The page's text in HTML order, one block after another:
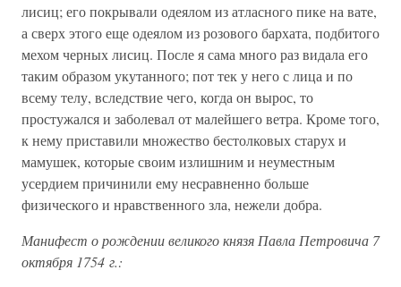
лисиц; его покрывали одеялом из атласного пике на вате,
а сверх этого еще одеялом из розового бархата, подбитого
мехом черных лисиц. После я сама много раз видала его
таким образом укутанного; пот тек у него с лица и по
всему телу, вследствие чего, когда он вырос, то
простужался и заболевал от малейшего ветра. Кроме того,
к нему приставили множество бестолковых старух и
мамушек, которые своим излишним и неуместным
усердием причинили ему несравненно больше
физического и нравственного зла, нежели добра.
Манифест о рождении великого князя Павла Петровича 7
октября 1754 г.: